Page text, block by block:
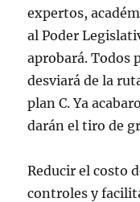
expertos,
al Poder
aprobará. Todos
desviará de la
plan C. Ya
darán el tiro de
Reducir el costo
controles y